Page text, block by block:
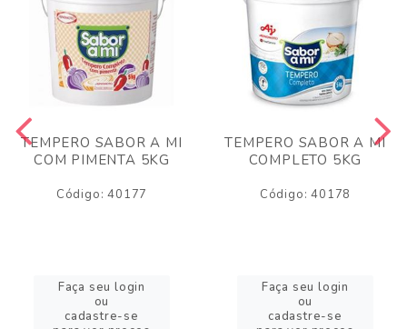
TEMPERO SABOR A MI
COM PIMENTA 5KG
Código: 40177
Faça seu login
ou
cadastre-se
TEMPERO SABOR A MI
COMPLETO 5KG
Código: 40178
Faça seu login
ou
cadastre-se